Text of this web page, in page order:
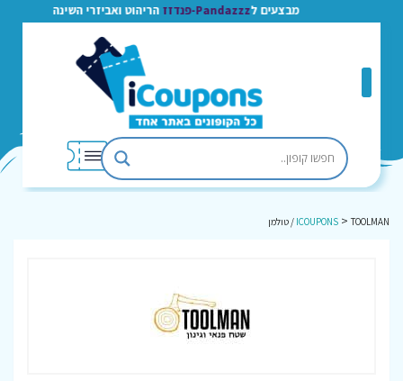
מבצעים לPandazzz-פנדזז הריהוט ואביזרי השינה
ICOUPONS > TOOLMAN / טולמן